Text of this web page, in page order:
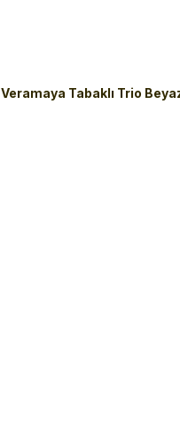
Veramaya Tabaklı Trio